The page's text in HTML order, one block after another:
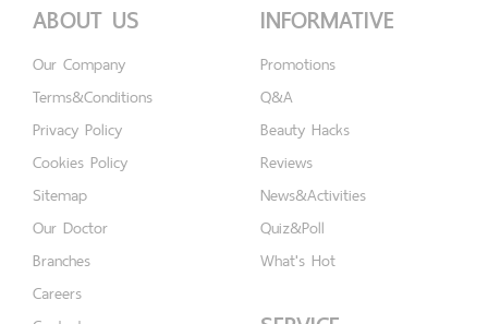
ABOUT US
Our Company
Terms&Conditions
Privacy Policy
Cookies Policy
Sitemap
Our Doctor
Branches
Careers
INFORMATIVE
Promotions
Q&A
Beauty Hacks
Reviews
News&Activities
Quiz&Poll
What's Hot